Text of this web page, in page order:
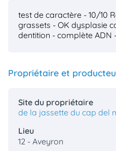
test de caractère - 10/10
grassets - OK dysplasie
dentition - complète ADN
Propriétaire et
Site du propriétaire
de la jassette du cap del
Lieu
12 - Aveyron